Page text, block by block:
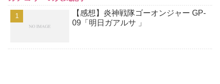
【感想】炎神戦隊ゴーオンジャー GP-
09「明日ガアルサ 」